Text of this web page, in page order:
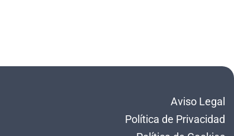
Aviso Legal
Política de Privacidad